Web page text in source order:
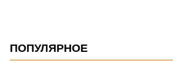
ПОПУЛЯРНОЕ